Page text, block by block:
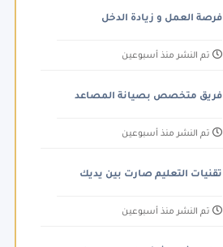
فرصة العمل و زيادة الدخل
تم النشر منذ أسبوعين
فريق متخصص بصيانة المصاعد
تم النشر منذ أسبوعين
تقنيات التعليم صارت بين يديك
تم النشر منذ أسبوعين